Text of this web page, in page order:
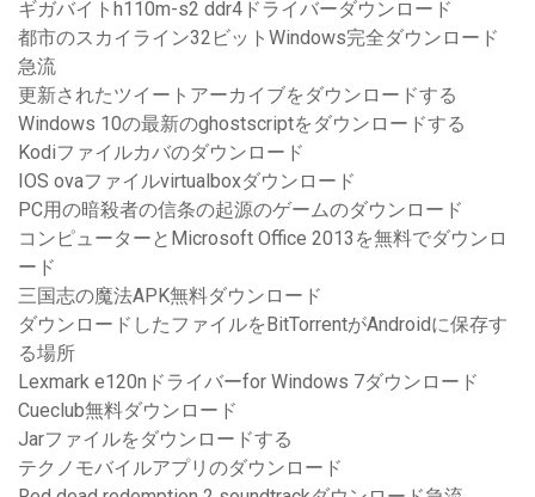
ギガバイトh110m-s2 ddr4ドライバーダウンロード
都市のスカイライン32ビットWindows完全ダウンロード
急流
更新されたツイートアーカイブをダウンロードする
Windows 10の最新のghostscriptをダウンロードする
Kodiファイルカバのダウンロード
IOS ovaファイルvirtualboxダウンロード
PC用の暗殺者の信条の起源のゲームのダウンロード
コンピューターとMicrosoft Office 2013を無料でダウンロ
ード
三国志の魔法APK無料ダウンロード
ダウンロードしたファイルをBitTorrentがAndroidに保存す
る場所
Lexmark e120nドライバーfor Windows 7ダウンロード
Cueclub無料ダウンロード
Jarファイルをダウンロードする
テクノモバイルアプリのダウンロード